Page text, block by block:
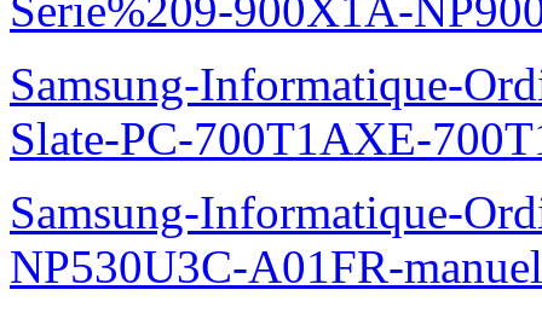
Samsung-Informatique-
Slate-PC-700T1AXE-
Samsung-Informatique-
NP530U3C-A01FR-